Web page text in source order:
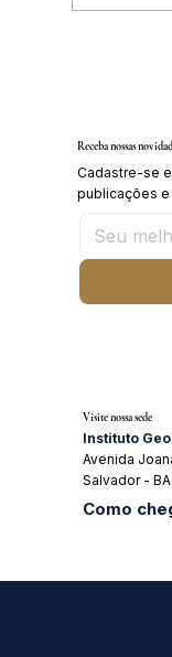
Receba nossas
Cadastre-se
publicações e
Visite nossa sede
Instituto
Avenida
Salvador -
Como